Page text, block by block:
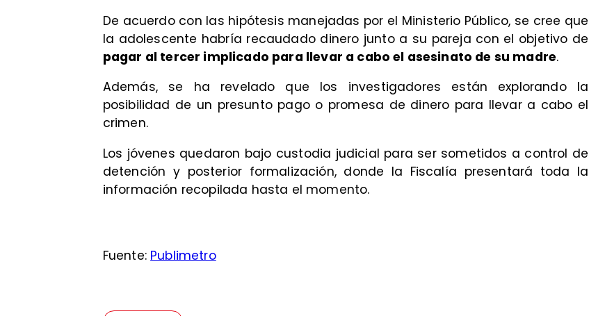
De acuerdo con las hipótesis manejadas por el Ministerio Público, se cree que
la adolescente habría recaudado dinero junto a su pareja con el objetivo de
pagar al tercer implicado para llevar a cabo el asesinato de su madre.
Además, se ha revelado que los investigadores están explorando la
posibilidad de un presunto pago o promesa de dinero para llevar a cabo el
crimen.
Los jóvenes quedaron bajo custodia judicial para ser sometidos a control de
detención y posterior formalización, donde la Fiscalía presentará toda la
información recopilada hasta el momento.
Fuente: Publimetro